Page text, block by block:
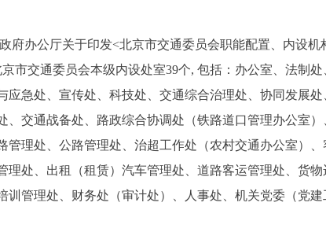
办公厅关于印发<北京市交通委员会职能配置、内设机
京市交通委员会本级内设处室39个, 包括：办公室、法制
应急处、宣传处、科技处、交通综合治理处、协同发展
、交通战备处、路政综合协调处（铁路道口管理办公室
管理处、公路管理处、治超工作处（农村交通办公室）
理处、出租（租赁）汽车管理处、道路客运管理处、货
训管理处、财务处（审计处）、人事处、机关党委（党